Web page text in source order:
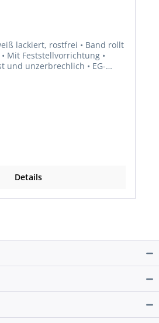
rostfrei • Band rollt
unzerbrechlich • EG-
Details